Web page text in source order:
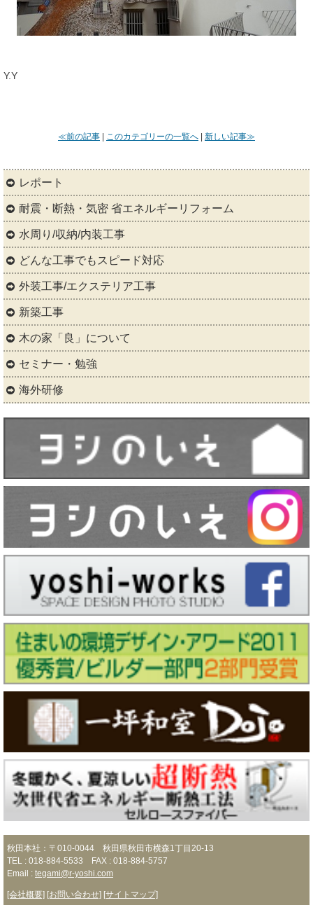
Y.Y
≪前の記事 このカテゴリーの一覧へ 新しい記事≫
レポート
耐震・断熱・気密 省エネルギーリフォーム
水周り/収納/内装工事
どんな工事でもスピード対応
外装工事/エクステリア工事
新築工事
木の家「良」について
セミナー・勉強
海外研修
秋田本社：〒010-0044 秋田県秋田市横森1丁目20-13
TEL : 018-884-5533 FAX : 018-884-5757
Email : tegami@r-yoshi.com
[会社概要] [お問い合わせ] [サイトマップ]